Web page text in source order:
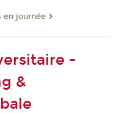
en journée
-
&